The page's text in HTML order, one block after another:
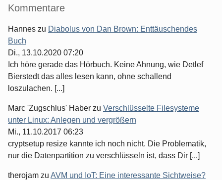
Seitenleiste
Kommentare
Hannes zu Diabolus von Dan Brown: Enttäuschendes
Buch
Di., 13.10.2020 07:20
Ich höre gerade das Hörbuch. Keine Ahnung, wie Detlef
Bierstedt das alles lesen kann, ohne schallend
loszulachen. [...]
Marc 'Zugschlus' Haber zu Verschlüsselte Filesysteme
unter Linux: Anlegen und vergrößern
Mi., 11.10.2017 06:23
cryptsetup resize kannte ich noch nicht. Die Problematik,
nur die Datenpartition zu verschlüsseln ist, dass Dir [...]
therojam zu AVM und IoT: Eine interessante Sichtweise?